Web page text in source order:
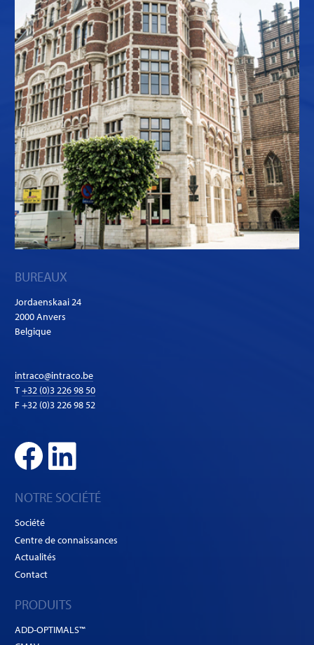
BUREAUX
Jordaenskaai 24
2000 Anvers
Belgique
intraco@intraco.be
T+32 (0)3 226 98 50
F +32 (0)3 226 98 52
NOTRE SOCIÉTÉ
Société
Centre de connaissances
Actualités
Contact
PRODUITS
ADD-OPTIMALS™